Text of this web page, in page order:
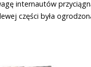
internautów
części była